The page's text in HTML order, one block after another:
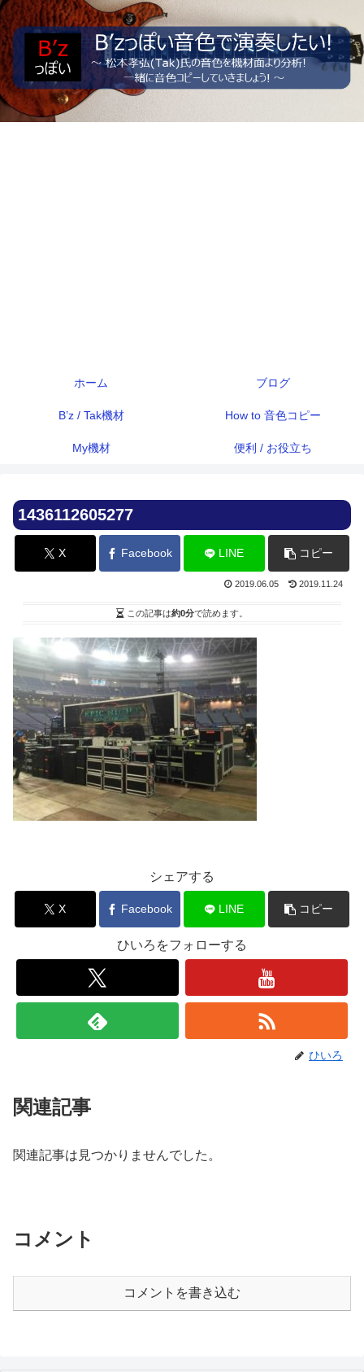
ホーム ブログ
B’z / Tak機材 How to 音色コピー
My機材 便利 / お役立ち
1436112605277
X Facebook LINE コピー
2019.06.05 2019.11.24
この記事は約0分で読めます。
シェアする
X Facebook LINE コピー
ひいろをフォローする
ひいろ
関連記事
関連記事は見つかりませんでした。
コメント
コメントを書き込む